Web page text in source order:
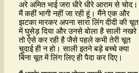
अरे अमित भाई जरा धीरे धीरे आराम से चोद।
मैं कहीं भागी नहीं जा रही हूं। मैंने एक और
झटका मारकर अपना सारा लिंग दीदी की चूत
में घुसेड़ दिया और उनसे बोला है साली नखरे
तो ऐसे कर रही है जैसे पहले कभी तेरी चूत
चुदाई ही न हो। साली इतने बड़े बच्चे क्या
बिना चूत में लिंग लिए ही पैदा कर दिए।